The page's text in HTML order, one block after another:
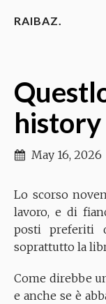
RAIBAZ.
history
May 16, 2026
Lo scorso
lavoro, e di
posti preferiti
soprattutto la
Come direbbe
e anche se è